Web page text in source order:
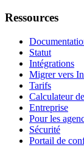
Ressources
Statut
Intégrations
Migrer vers
Tarifs
Calculateur
Entreprise
Pour les
Sécurité
Portail de